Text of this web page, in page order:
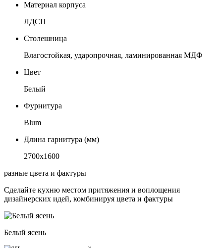
Материал корпуса
ЛДСП
Столешница
Влагостойкая, ударопрочная, ламинированная МДФ
Цвет
Белый
Фурнитура
Blum
Длина гарнитура (мм)
2700х1600
разные цвета и фактуры
Сделайте кухню местом притяжения и воплощения
дизайнерских идей, комбинируя цвета и фактуры
Белый ясень